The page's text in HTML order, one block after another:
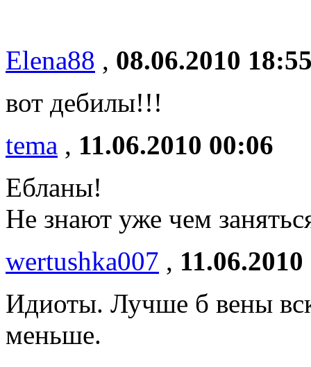
Elena88 , 08.06.2010
вот дебилы!!!
tema , 11.06.2010 00:06
Ебланы!
Не знают уже чем
wertushka007 ,
Идиоты. Лучше б вены
меньше.